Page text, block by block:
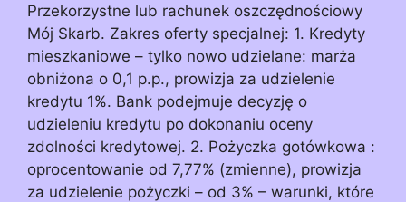
Przekorzystne lub rachunek oszczędnościowy
Mój Skarb. Zakres oferty specjalnej: 1. Kredyty
mieszkaniowe – tylko nowo udzielane: marża
obniżona o 0,1 p.p., prowizja za udzielenie
kredytu 1%. Bank podejmuje decyzję o
udzieleniu kredytu po dokonaniu oceny
zdolności kredytowej. 2. Pożyczka gotówkowa :
oprocentowanie od 7,77% (zmienne), prowizja
za udzielenie pożyczki – od 3% – warunki, które